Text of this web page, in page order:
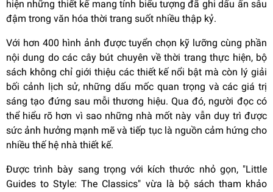
hiện những thiết kế mang tính biểu tượng đã ghi dấu ấn sâu
đậm trong văn hóa thời trang suốt nhiều thập kỷ.
Với hơn 400 hình ảnh được tuyển chọn kỹ lưỡng cùng phần
nội dung do các cây bút chuyên về thời trang thực hiện, bộ
sách không chỉ giới thiệu các thiết kế nổi bật mà còn lý giải
bối cảnh lịch sử, những dấu mốc quan trọng và các giá trị
sáng tạo đứng sau mỗi thương hiệu. Qua đó, người đọc có
thể hiểu rõ hơn vì sao những nhà mốt này vẫn duy trì được
sức ảnh hưởng mạnh mẽ và tiếp tục là nguồn cảm hứng cho
nhiều thế hệ nhà thiết kế.
Được trình bày sang trọng với kích thước nhỏ gọn, "Little
Guides to Style: The Classics" vừa là bộ sách tham khảo